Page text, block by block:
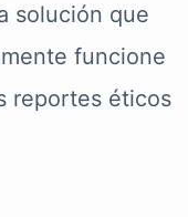
solución que
funcione
reportes éticos